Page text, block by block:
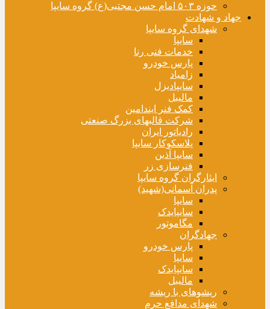
حوزه ۵۰۳ امام حسن مجتبی(ع) گروه سایپا
جهاد و شهادت
شهدای گروه سایپا
سایپا
خدمات فنی رنا
پارس خودرو
زامیاد
سایپادیزل
مالیبل
کمک فنر ایندامین
شرکت قالبهای بزرگ صنعتی
رادیاتور ایران
پلاسکوکار سایپا
سایپا آذین
فنرسازی زر
ایثارگران گروه سایپا
پدران آسمانی(شهید)
سایپا
سایپایدک
مگاموتور
جهادگران
پارس خودرو
سایپا
سایپایدک
مالیبل
ریشوهای با ریشه
شهدای مدافع حرم